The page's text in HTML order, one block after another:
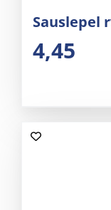
Sauslepel
4,45